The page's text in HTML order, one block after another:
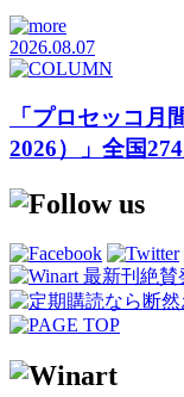
2026.08.07
「プロセッコ月
2026）」全国